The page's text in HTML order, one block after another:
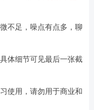
不足，噪点有点多，聊
体细节可见最后一张截
使用，请勿用于商业和